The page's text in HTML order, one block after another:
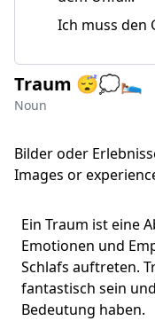
Ich muss den
Traum 😴💭🛌
Noun
Bilder oder
Images or
Ein Traum ist eine
Emotionen und
Schlafs auftreten.
fantastisch sein
Bedeutung haben.